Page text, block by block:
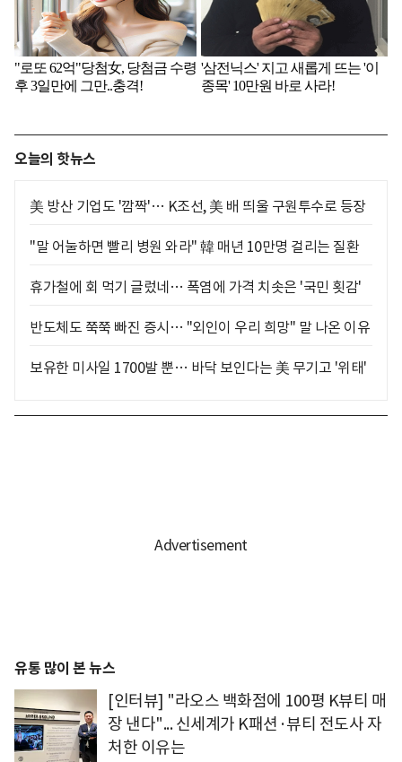
오늘의 핫뉴스
美 방산 기업도 '깜짝'… K조선, 美 배 띄울 구원투수로 등장
"말 어눌하면 빨리 병원 와라" 韓 매년 10만명 걸리는 질환
휴가철에 회 먹기 글렀네… 폭염에 가격 치솟은 '국민 횟감'
반도체도 쭉쭉 빠진 증시… "외인이 우리 희망" 말 나온 이유
보유한 미사일 1700발 뿐… 바닥 보인다는 美 무기고 '위태'
유통 많이 본 뉴스
[인터뷰] "라오스 백화점에 100평 K뷰티 매
장 낸다"... 신세계가 K패션·뷰티 전도사 자
처한 이유는